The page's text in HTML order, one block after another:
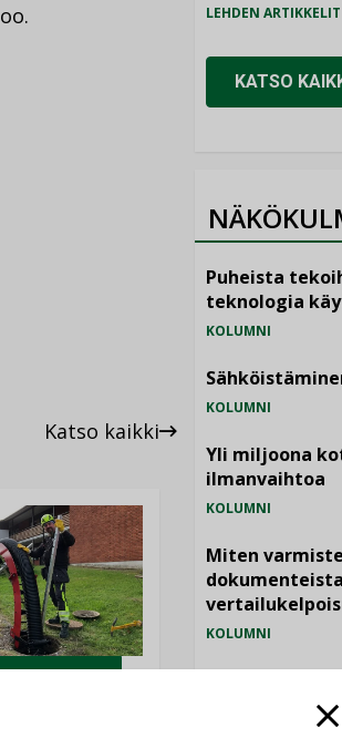
Katso kaikki
LEHDEN ARTIKKELIT
KATSO
Puheista
teknologia
KOLUMNI
KOLUMNI
Yli miljoona
ilmanvaihtoa
KOLUMNI
Miten
KOLUMNI
Vesi- ja
jämähtänyt